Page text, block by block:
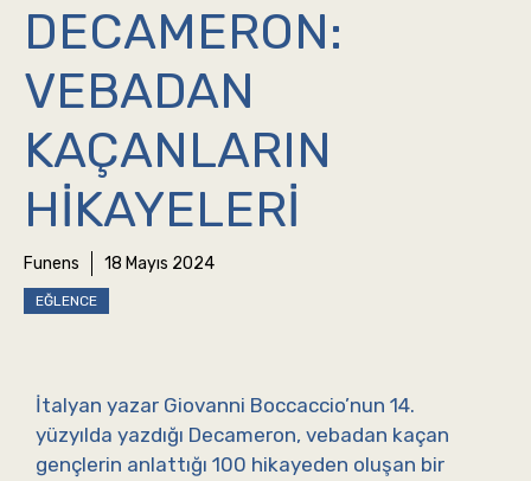
DECAMERON:
VEBADAN
KAÇANLARIN
HIKAYELERI
Funens 18 Mayıs 2024
EĞLENCE
İtalyan yazar Giovanni Boccaccio’nun 14.
yüzyılda yazdığı Decameron, vebadan kaçan
gençlerin anlattığı 100 hikayeden oluşan bir